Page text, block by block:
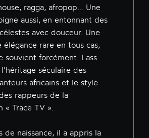
ragga, afropop… Une
aussi, en entonnant des
avec douceur. Une
élégance rare en tous cas,
souvient forcément. Lass
séculaire des
africains et le style
rappeurs de la
« Trace TV ».
de naissance, il a appris la